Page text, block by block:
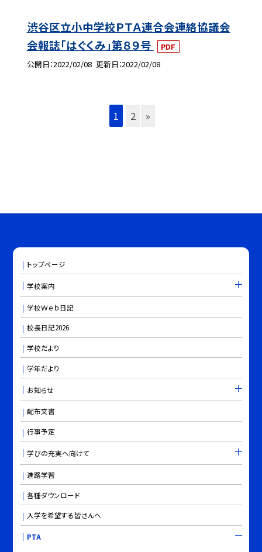
渋谷区立小中学校ＰＴＡ連合会連絡協議会
会報誌「はぐくみ」第８９号
PDF
公開日 2022/02/08 更新日 2022/02/08
1 2 »
トップページ
学校案内
学校Ｗｅｂ日記
校長日記2026
学校だより
学年だより
お知らせ
配布文書
行事予定
学びの充実へ向けて
進路学習
各種ダウンロード
入学を希望する皆さんへ
PTA